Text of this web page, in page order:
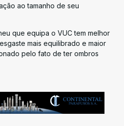
ao tamanho de seu
que equipa o VUC tem melhor
mais equilibrado e maior
pelo fato de ter ombros